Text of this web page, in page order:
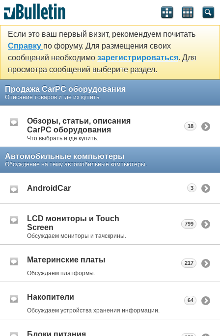
Если это ваш первый визит, рекомендуем почитать
Справку по форуму. Для размещения своих
сообщений необходимо зарегистрироваться. Для
просмотра сообщений выберите раздел.
Продажа CarPC оборудования
Описание товаров и где их купить.
Обзоры, статьи, описания
CarPC оборудования
Что выбрать и где купить.
18
Автомобильные компьютеры
Обсуждение на тему автомобильные компьютеры.
AndroidCar 3
LCD мониторы и Touch
Screen
Обсуждаем мониторы и тачскрины.
799
Материнские платы
Обсуждаем платформы.
217
Накопители
Обсуждаем устройства хранения информации.
64